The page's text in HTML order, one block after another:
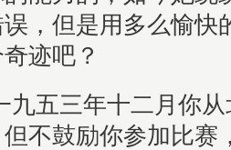
，但是用多么愉快
迹吧？
九五三年十二月你
不鼓励你参加比赛